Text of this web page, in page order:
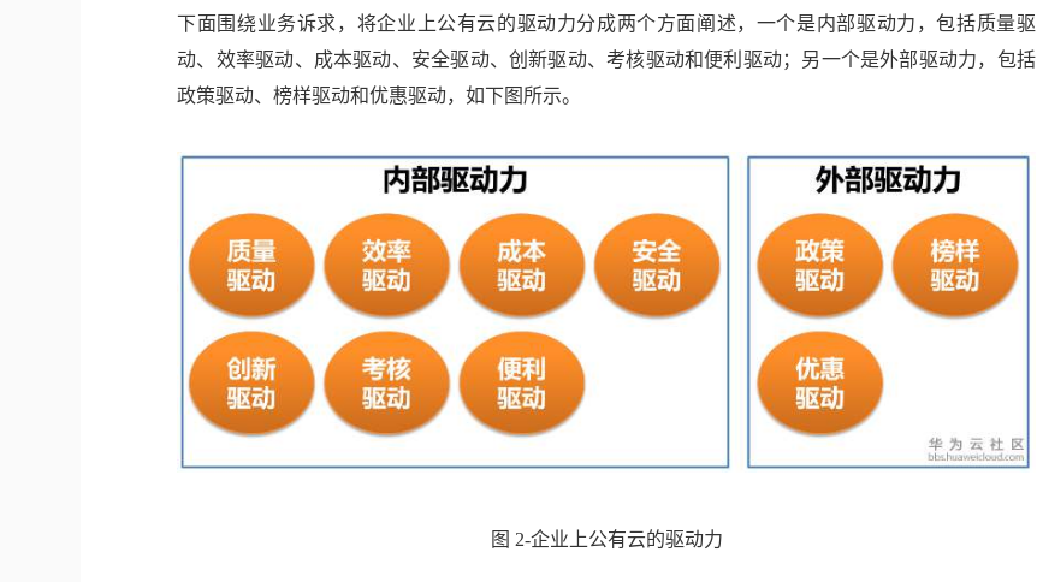
下面围绕业务诉求，将企业上公有云的驱动力分成两个方面阐述，一个是内部驱动力，包括质量驱
动、效率驱动、成本驱动、安全驱动、创新驱动、考核驱动和便利驱动；另一个是外部驱动力，包括
政策驱动、榜样驱动和优惠驱动，如下图所示。
图 2-企业上公有云的驱动力